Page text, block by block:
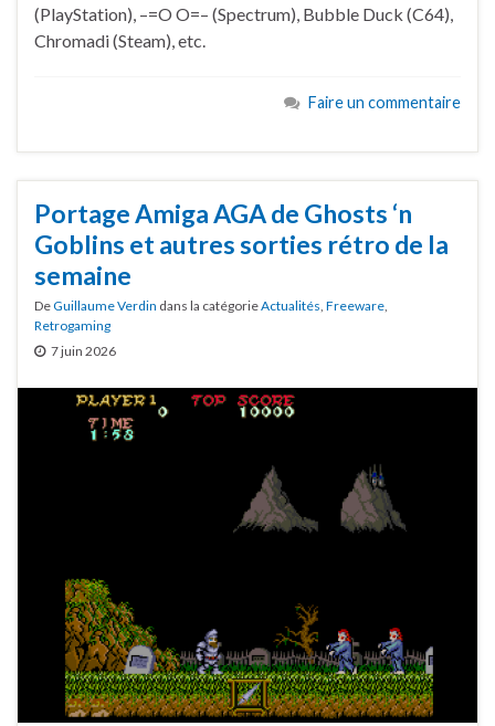
(PlayStation), –=O O=– (Spectrum), Bubble Duck (C64),
Chromadi (Steam), etc.
Faire un commentaire
Portage Amiga AGA de Ghosts ‘n
Goblins et autres sorties rétro de la
semaine
DeGuillaume Verdin dans la catégorieActualités, Freeware,
Retrogaming
7 juin 2026